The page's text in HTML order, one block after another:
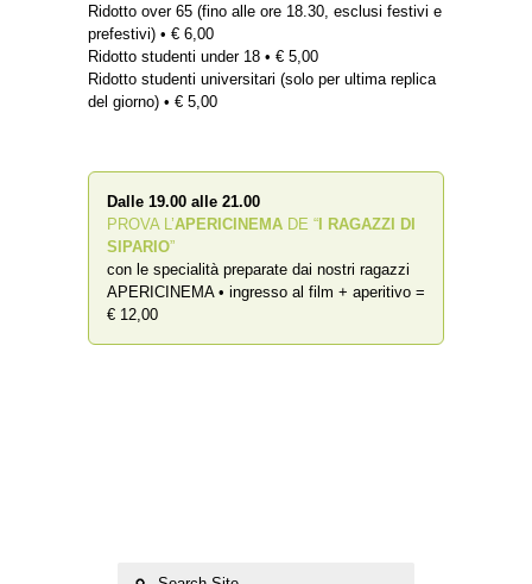
Ridotto over 65 (fino alle ore 18.30, esclusi festivi e
prefestivi) • € 6,00
Ridotto studenti under 18 • € 5,00
Ridotto studenti universitari (solo per ultima replica
del giorno) • € 5,00
Dalle 19.00 alle 21.00
PROVA L’APERICINEMA DE “ I RAGAZZI DI
SIPARIO”
con le specialità preparate dai nostri ragazzi
APERICINEMA • ingresso al film + aperitivo =
€ 12,00